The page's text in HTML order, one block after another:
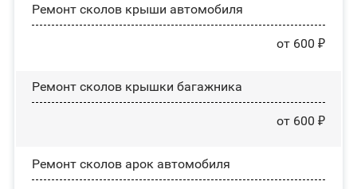
Ремонт сколов крыши автомобиля
от 600 ₽
Ремонт сколов крышки багажника
от 600 ₽
Ремонт сколов арок автомобиля